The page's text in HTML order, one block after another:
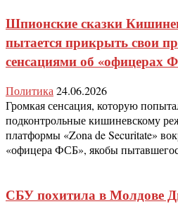
Шпионские сказки
пытается прикрыть свои
сенсациями об «офицерах
Политика24.06.2026
Громкая сенсация, которую
подконтрольные кишиневскому
платформы «Zona de Securitate»
«офицера ФСБ», якобы
СБУ похитила в Молдове